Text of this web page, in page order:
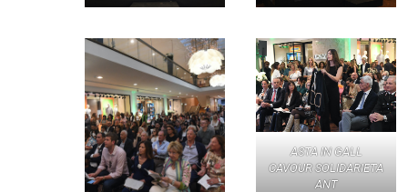
ASTA IN GALL
CAVOUR SOLIDARIETA
ANT